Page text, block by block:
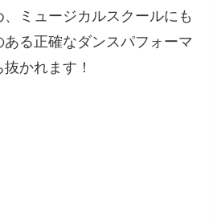
ミュージカルスクールにも
る正確なダンスパフォーマ
かれます！